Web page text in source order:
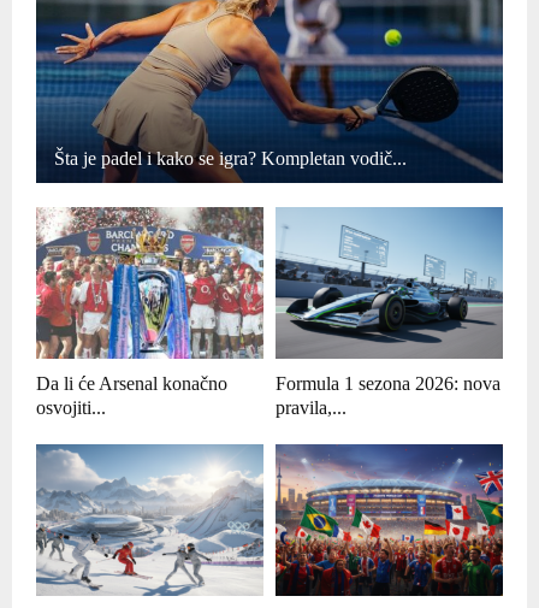
Šta je padel i kako se igra? Kompletan vodič...
Da li će Arsenal konačno
osvojiti...
Formula 1 sezona 2026: nova
pravila,...